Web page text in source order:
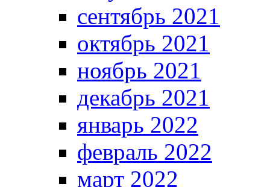
сентябрь 2021
октябрь 2021
ноябрь 2021
декабрь 2021
январь 2022
февраль 2022
март 2022